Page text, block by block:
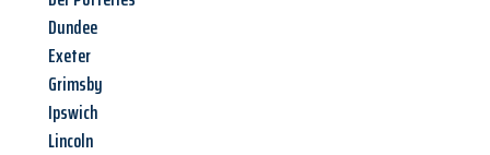
Dundee
Exeter
Grimsby
Ipswich
Lincoln